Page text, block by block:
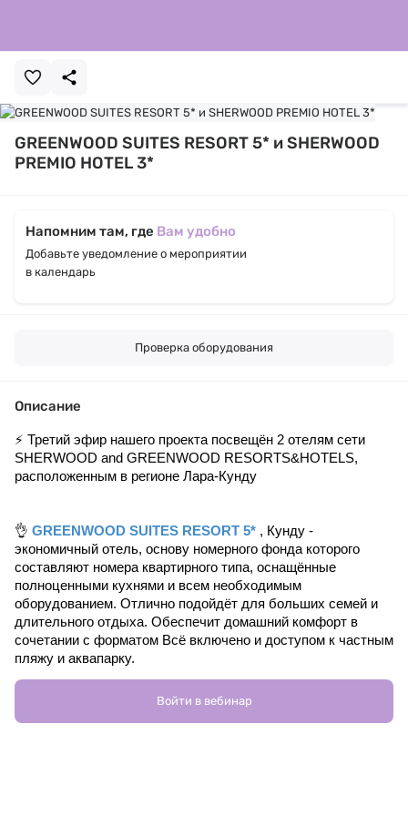
GREENWOOD SUITES RESORT 5* и SHERWOOD
PREMIO HOTEL 3*
Напомним там, где Вам удобно
Добавьте уведомление о мероприятии
в календарь
Проверка оборудования
Описание
⚡️ Третий эфир нашего проекта посвещён 2 отелям сети
SHERWOOD and GREENWOOD RESORTS&HOTELS,
расположенным в регионе Лара-Кунду
👌 GREENWOOD SUITES RESORT 5* , Кунду -
экономичный отель, основу номерного фонда которого
составляют номера квартирного типа, оснащённые
полноценными кухнями и всем необходимым
оборудованием. Отлично подойдёт для больших семей и
длительного отдыха. Обеспечит домашний комфорт в
сочетании с форматом Всё включено и доступом к частным
пляжу и аквапарку.
SHERWOOD PREMIO HOTEL 3*
Войти в вебинар